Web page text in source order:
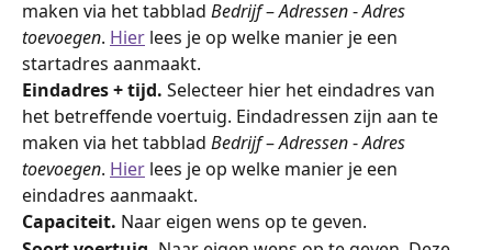
maken via het tabblad Bedrijf – Adressen - Adres
toevoegen. Hier lees je op welke manier je een
startadres aanmaakt.
Eindadres + tijd. Selecteer hier het eindadres van
het betreffende voertuig. Eindadressen zijn aan te
maken via het tabblad Bedrijf – Adressen - Adres
toevoegen. Hier lees je op welke manier je een
eindadres aanmaakt.
Capaciteit. Naar eigen wens op te geven.